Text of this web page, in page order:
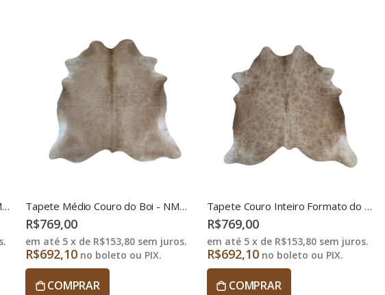
Tapete Pele Formato do Boi - NMBG1 Tapete Médio Couro do Boi - NMBG2
R$769,00
em até 5 x de R$153,80 sem juros.
R$692,10 no boleto ou PIX.
COMPRAR
Tapete Couro Inteiro Formato do Boi - NMBG3
R$769,00
em até 5 x de R$153,80sem juros.
R$692,10no boleto ou PIX.
COMPRAR